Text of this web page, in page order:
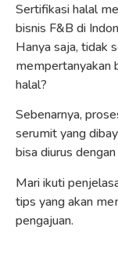
Sertifikasi halal
bisnis F&B di
Hanya saja, tidak
mempertanyakan
halal?
Sebenarnya,
serumit yang
bisa diurus
Mari ikuti
tips yang akan
pengajuan.